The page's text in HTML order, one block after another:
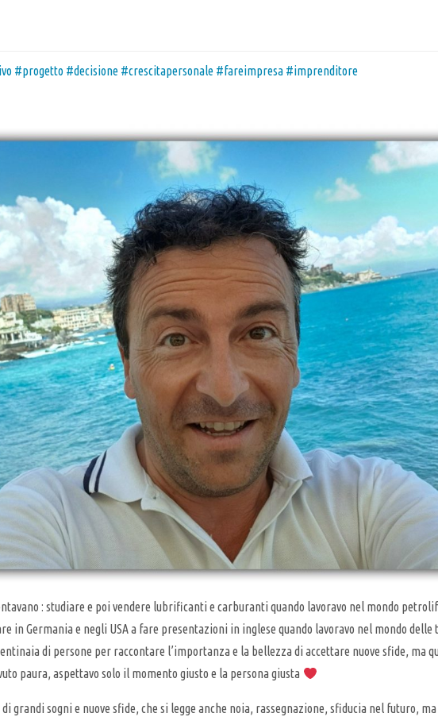
#progetto #decisione #crescitapersonale #fareimpresa #imprenditore
: studiare e poi vendere lubrificanti e carburanti quando lavoravo nel mondo
in Germania e negli USA a fare presentazioni in inglese quando lavoravo nel mondo
di persone per raccontare l’importanza e la bellezza di accettare nuove sfide, ma
paura, aspettavo solo il momento giusto e la persona giusta
grandi sogni e nuove sfide, che si legge anche noia, rassegnazione, sfiducia nel futuro,